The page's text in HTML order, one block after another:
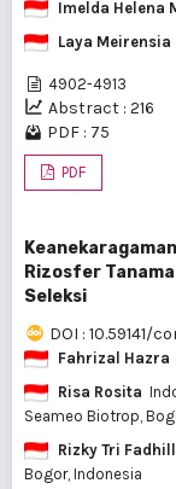
Imelda Helena
Laya Meirensia
4902-4913
Abstract : 216
PDF : 75
PDF
Rizosfer
Seleksi
DOI : 10.59141/
Fahrizal Hazra
Risa Rosita
Seameo Biotrop,
Rizky Tri
Bogor, Indonesia